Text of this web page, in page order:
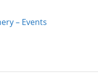
– Events